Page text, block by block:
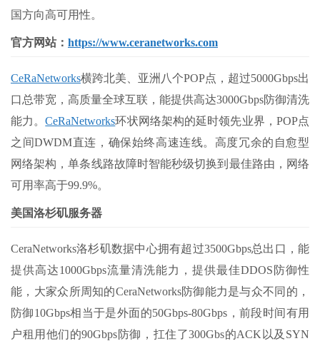
国方向高可用性。
官方网站： https://www.ceranetworks.com
CeRaNetworks横跨北美、亚洲八个POP点，超过5000Gbps出
口总带宽，高质量全球互联，能提供高达3000Gbps防御清洗
能力。CeRaNetworks环状网络架构的延时领先业界，POP点
之间DWDM直连，确保始终高速连线。高度冗余的自愈型
网络架构，单条线路故障时智能秒级切换到最佳路由，网络
可用率高于99.9%。
美国洛杉矶服务器
CeraNetworks洛杉矶数据中心拥有超过3500Gbps总出口，能
提供高达1000Gbps流量清洗能力，提供最佳DDOS防御性
能，大家众所周知的CeraNetworks防御能力是与众不同的，
防御10Gbps相当于是外面的50Gbps-80Gbps，前段时间有用
户租用他们的90Gbps防御，扛住了300Gbs的ACK以及SYN